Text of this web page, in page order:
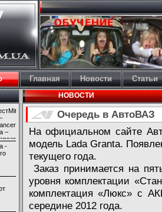
Главная Новости Статьи
–
-
НОВОСТИ
Очередь в АвтоВАЗ
На официальном сайте
модель Lada Granta.
текущего года.
Заказ принимается на
уровня комплектации
комплектация «Люкс» с
середине 2012 года.